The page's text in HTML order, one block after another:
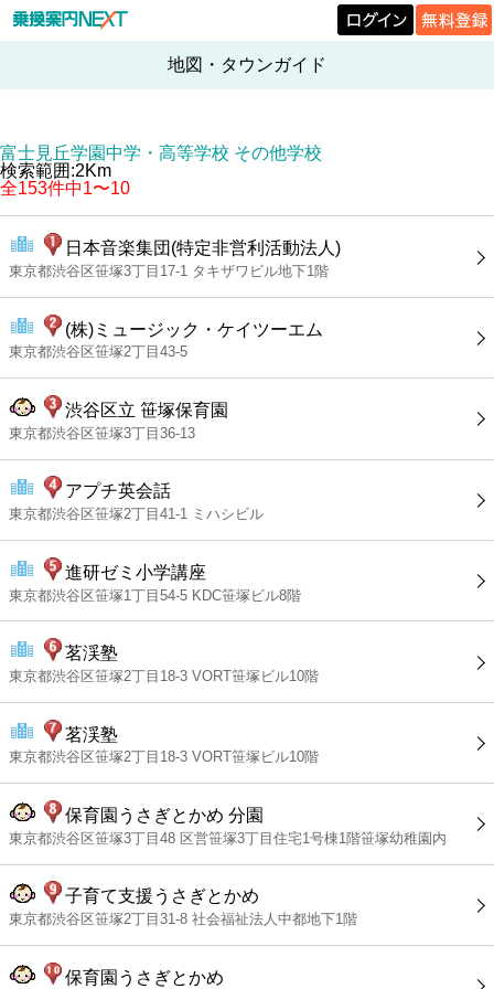
地図・タウンガイド
富士見丘学園中学・高等学校 その他学校
検索範囲:2Km
全153件中1〜10
日本音楽集団(特定非営利活動法人)
東京都渋谷区笹塚3丁目17-1 タキザワビル地下1階
(株)ミュージック・ケイツーエム
東京都渋谷区笹塚2丁目43-5
渋谷区立 笹塚保育園
東京都渋谷区笹塚3丁目36-13
アプチ英会話
東京都渋谷区笹塚2丁目41-1 ミハシビル
進研ゼミ小学講座
東京都渋谷区笹塚1丁目54-5 KDC笹塚ビル8階
茗渓塾
東京都渋谷区笹塚2丁目18-3 VORT笹塚ビル10階
茗渓塾
東京都渋谷区笹塚2丁目18-3 VORT笹塚ビル10階
保育園うさぎとかめ 分園
東京都渋谷区笹塚3丁目48 区営笹塚3丁目住宅1号棟1階笹塚幼稚園内
子育て支援うさぎとかめ
東京都渋谷区笹塚2丁目31-8 社会福祉法人中都地下1階
保育園うさぎとかめ